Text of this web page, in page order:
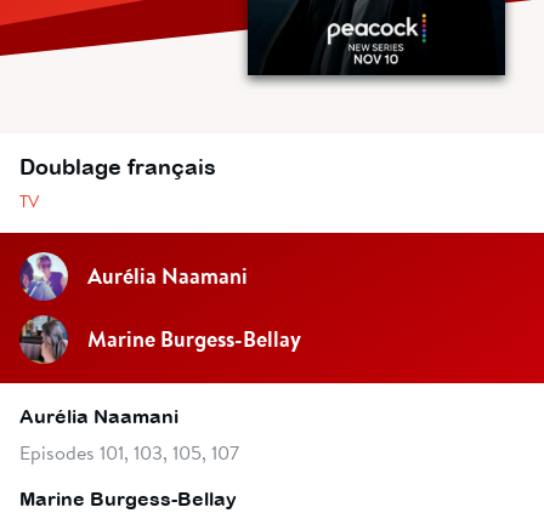
Doublage français
TV
Aurélia Naamani
Marine Burgess-Bellay
Aurélia Naamani
Episodes 101, 103, 105, 107
Marine Burgess-Bellay